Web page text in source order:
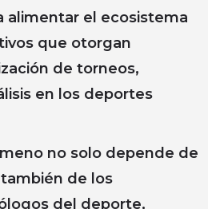
alimentar el ecosistema
que otorgan
de torneos,
en los deportes
no solo depende de
de los
del deporte,